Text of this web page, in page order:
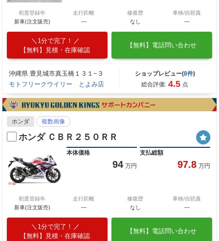
初度登録年
新車(注文販売)
走行距離
―
修復歴
なし
車検/自賠責
―
1分で完了！
【無料】見積・在庫確認
【無料】電話問い合わせ
沖縄県 豊見城市真玉橋１３１−３
モトフリークウイリー とよみ店
ショップレビュー(8件)
総合評価: 4.5 点
ホンダ 複数画像
ホンダ ＣＢＲ２５０ＲＲ
本体価格
94 万円
支払総額
97.8 万円
初度登録年
新車(注文販売)
走行距離
―
修復歴
なし
車検/自賠責
―
1分で完了！
【無料】見積・在庫確認
【無料】電話問い合わせ